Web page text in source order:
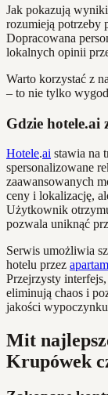
Jak pokazują
rozumieją potrzeby
Dopracowana
lokalnych opinii
Warto korzystać z
– to nie tylko
Gdzie hotele.ai
Hotele.ai stawia na
spersonalizowane
zaawansowanych
ceny i lokalizację,
Użytkownik
pozwala uniknąć
Serwis umożliwia
hotelu przez
Przejrzysty
eliminują chaos i
jakości
Mit
Krupówek